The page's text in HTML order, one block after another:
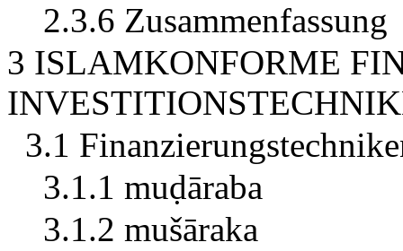
2.3.6 Zusammenfassung
3 ISLAMKONFORME
3.1
3.1.1 muḍāraba
3.1.2 mušāraka